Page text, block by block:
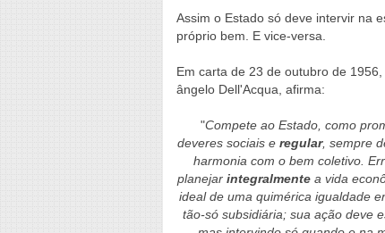
Assim o Estado só deve intervir na
próprio bem. E vice-versa.
Em carta de 23 de outubro de
ângelo Dell'Acqua, afirma:
"Compete ao Estado, como
deveres sociais e regular, sempre
harmonia com o bem coletivo.
planejar integralmente a vida
ideal de uma quimérica igualdade
tão-só subsidiária; sua ação deve